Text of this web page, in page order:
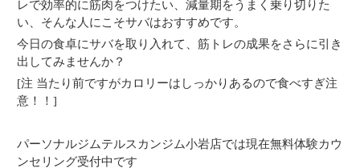
レで効率的に筋肉をつけたい、減量期をうまく乗り切りた
い、そんな人にこそサバはおすすめです。
今日の食卓にサバを取り入れて、筋トレの成果をさらに引き
出してみませんか？
[注 当たり前ですがカロリーはしっかりあるので食べすぎ注
意！！]
パーソナルジムテルスカンジム小岩店では現在無料体験カウ
ンセリング受付中です